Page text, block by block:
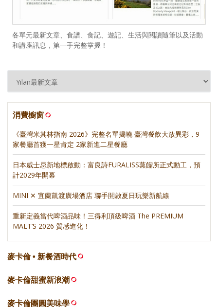
各單元最新文章、食譜、食記、遊記、生活與閱讀隨筆以及活動
和講座訊息，第一手完整掌握！
消費櫥窗
《臺灣米其林指南 2026》完整名單揭曉 臺灣餐飲大放異彩，9
家餐廳首獲一星肯定 2家新進二星餐廳
日本威士忌新地標啟動：富良詩FURALISS蒸餾所正式動工，預
計2029年開幕
MINI ✕ 宜蘭凱渡廣場酒店 聯手開啟夏日玩樂新航線
重新定義當代啤酒品味！三得利頂級啤酒 The PREMIUM
MALT’S 2026 質感進化！
麥卡倫 • 新餐酒時代
麥卡倫甜蜜新浪潮
麥卡倫團圓美味學